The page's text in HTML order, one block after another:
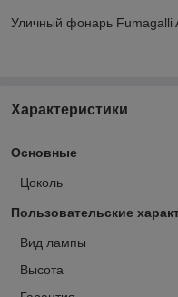
Уличный фонарь Fumagalli
Характеристики
Основные
Цоколь
Пользовательские
Вид лампы
Высота